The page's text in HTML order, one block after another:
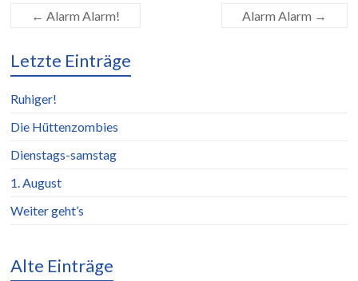
← Alarm Alarm! Alarm Alarm →
Letzte Einträge
Ruhiger!
Die Hüttenzombies
Dienstags-samstag
1. August
Weiter geht’s
Alte Einträge